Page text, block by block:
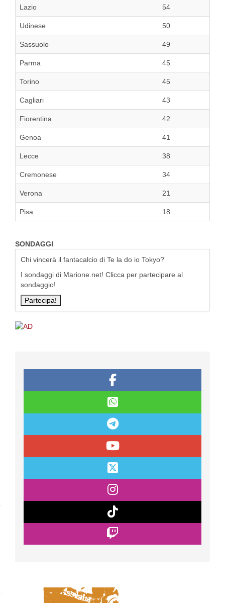
Lazio 54
Udinese 50
Sassuolo 49
Parma 45
Torino 45
Cagliari 43
Fiorentina 42
Genoa 41
Lecce 38
Cremonese 34
Verona 21
Pisa 18
SONDAGGI
Chi vincerà il fantacalcio di Te la do io Tokyo?
I sondaggi di Marione.net! Clicca per partecipare al
sondaggio!